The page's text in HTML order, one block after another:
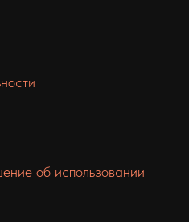
об использовании